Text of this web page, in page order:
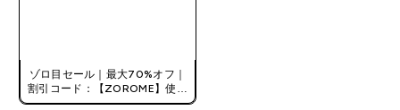
ゾロ目セール｜最大70%オフ｜
割引コード：【ZOROME】使用
で追加10%オフ！